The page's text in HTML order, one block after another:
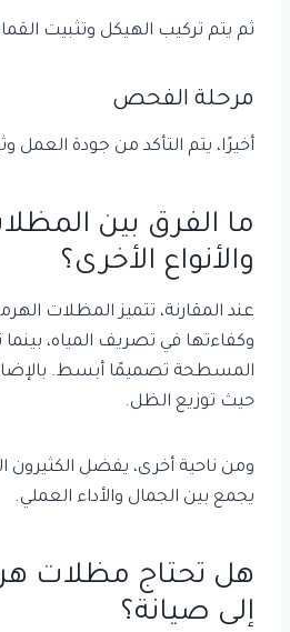
ثم يتم تركيب الهيكل وتثبيت
مرحلة الفحص
أخيرًا، يتم التأكد من جودة العمل
ما الفرق بين
والأنواع الأخرى؟
عند المقارنة، تتميز المظلات
وكفاءتها في تصريف المياه،
المسطحة تصميمًا أبسط.
حيث توزيع الظل.
ومن ناحية أخرى، يفضل الكثيرون
يجمع بين الجمال والأداء العملي.
هل تحتاج مظلات
إلى صيانة؟